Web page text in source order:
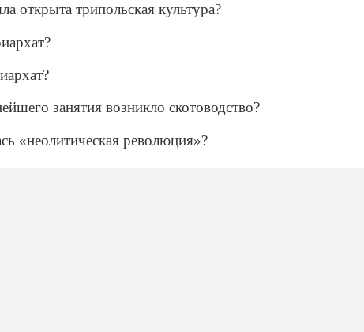
открыта трипольская культура?
занятия возникло скотоводство?
«неолитическая революция»?